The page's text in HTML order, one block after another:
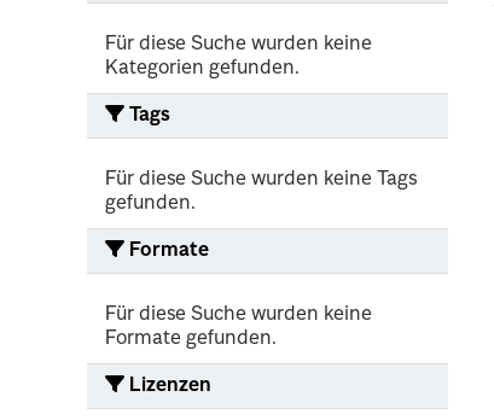
Für diese Suche wurden keine
Kategorien gefunden.
Tags
Für diese Suche wurden keine Tags
gefunden.
Formate
Für diese Suche wurden keine
Formate gefunden.
Lizenzen